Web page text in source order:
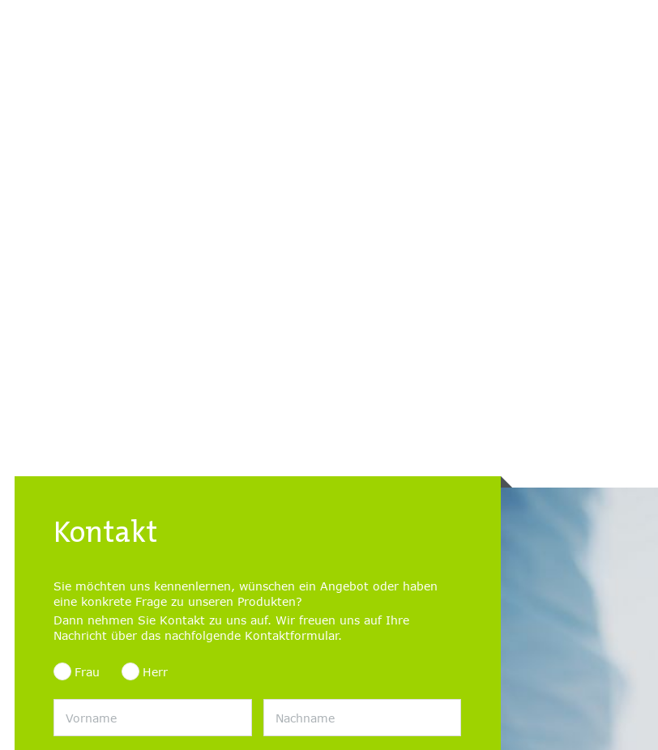
Kontakt
Sie möchten uns kennenlernen, wünschen ein Angebot oder haben
eine konkrete Frage zu unseren Produkten?
Dann nehmen Sie Kontakt zu uns auf. Wir freuen uns auf Ihre
Nachricht über das nachfolgende Kontaktformular.
Frau Herr